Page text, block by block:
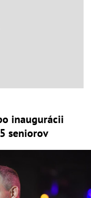
inaugurácii
seniorov